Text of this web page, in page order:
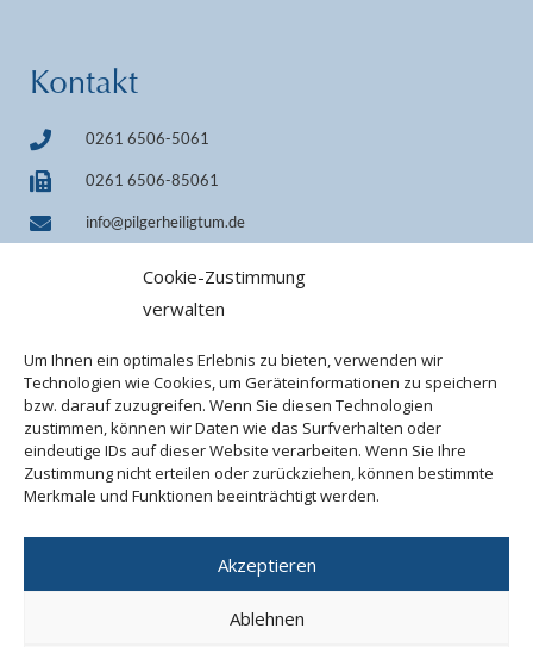
Cookie-Zustimmung
verwalten
Um Ihnen ein optimales Erlebnis zu bieten, verwenden wir
Technologien wie Cookies, um Geräteinformationen zu speichern
bzw. darauf zuzugreifen. Wenn Sie diesen Technologien
zustimmen, können wir Daten wie das Surfverhalten oder
eindeutige IDs auf dieser Website verarbeiten. Wenn Sie Ihre
Zustimmung nicht erteilen oder zurückziehen, können bestimmte
Merkmale und Funktionen beeinträchtigt werden.
Akzeptieren
Ablehnen
Kontakt
0261 6506-5061
0261 6506-85061
info@pilgerheiligtum.de
IBAN DE33 7509 0300 0000 0606 40